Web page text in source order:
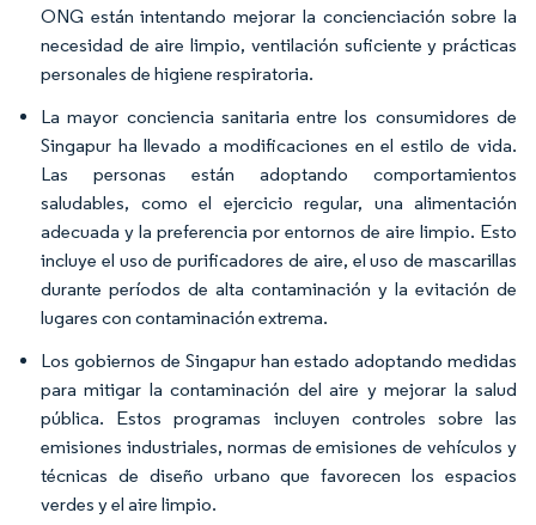
ONG están intentando mejorar la concienciación sobre la
necesidad de aire limpio, ventilación suficiente y prácticas
personales de higiene respiratoria.
La mayor conciencia sanitaria entre los consumidores de
Singapur ha llevado a modificaciones en el estilo de vida.
Las personas están adoptando comportamientos
saludables, como el ejercicio regular, una alimentación
adecuada y la preferencia por entornos de aire limpio. Esto
incluye el uso de purificadores de aire, el uso de mascarillas
durante períodos de alta contaminación y la evitación de
lugares con contaminación extrema.
Los gobiernos de Singapur han estado adoptando medidas
para mitigar la contaminación del aire y mejorar la salud
pública. Estos programas incluyen controles sobre las
emisiones industriales, normas de emisiones de vehículos y
técnicas de diseño urbano que favorecen los espacios
verdes y el aire limpio.